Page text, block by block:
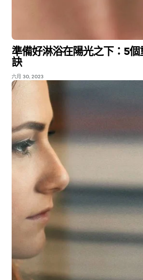
準備好淋浴在陽光之下：5
訣
六月 30, 2023